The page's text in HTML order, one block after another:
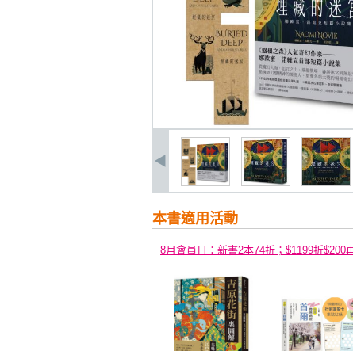
本書適用活動
8月會員日：新書2本74折；$1199折$200